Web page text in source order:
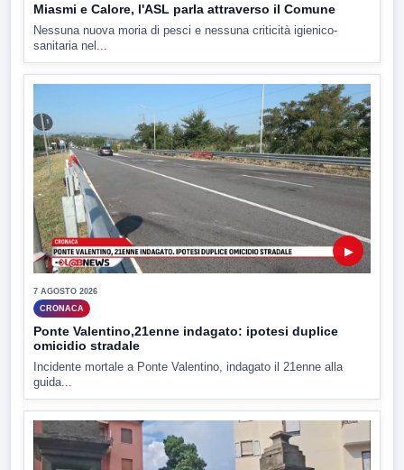
Miasmi e Calore, l'ASL parla attraverso il Comune
Nessuna nuova moria di pesci e nessuna criticità igienico-
sanitaria nel...
▶
7 AGOSTO 2026
CRONACA
Ponte Valentino,21enne indagato: ipotesi duplice
omicidio stradale
Incidente mortale a Ponte Valentino, indagato il 21enne alla
guida...